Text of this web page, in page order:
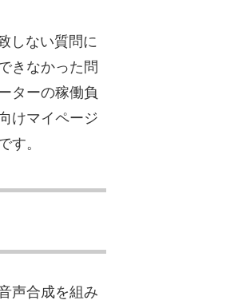
しない質問に
きなかった問
ターの稼働負
けマイページ
す。
声合成を組み